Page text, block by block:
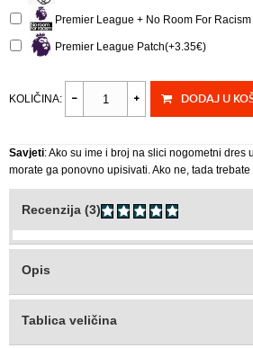
Premier League + No Room For
Premier League Patch(+3.35€)
KOLIČINA: DODAJ U
Savjeti: Ako su ime i broj na slici nogometni dres
morate ga ponovno upisivati. Ako ne, tada
Recenzija (3)
Opis
Tablica veličina